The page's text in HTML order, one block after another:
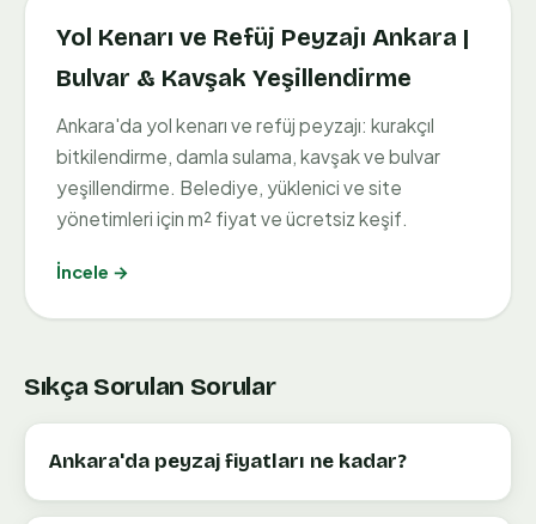
Yol Kenarı ve Refüj Peyzajı Ankara |
Bulvar & Kavşak Yeşillendirme
Ankara'da yol kenarı ve refüj peyzajı: kurakçıl
bitkilendirme, damla sulama, kavşak ve bulvar
yeşillendirme. Belediye, yüklenici ve site
yönetimleri için m² fiyat ve ücretsiz keşif.
İncele →
Sıkça Sorulan Sorular
Ankara'da peyzaj fiyatları ne kadar?